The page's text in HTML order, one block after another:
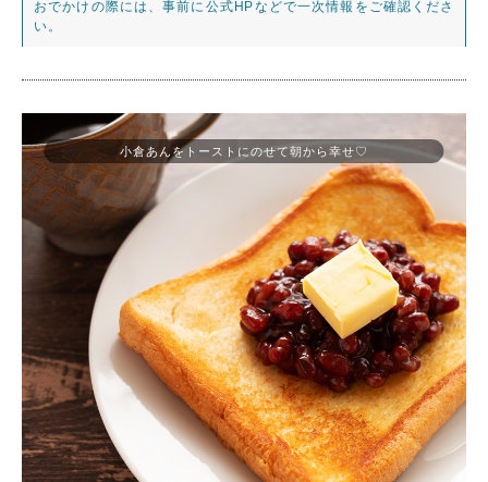
おでかけの際には、事前に公式HPなどで一次情報をご確認くださ
い。
小倉あんをトーストにのせて朝から幸せ♡